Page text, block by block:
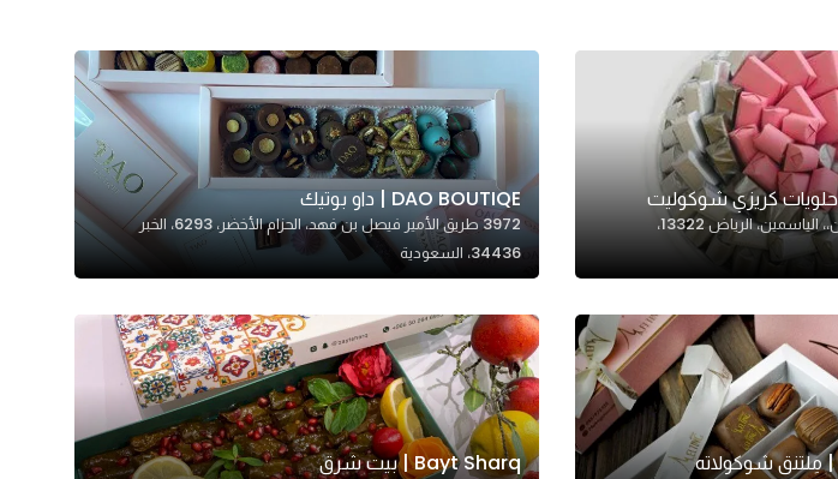
شارع , القادسية،حي الياسمين،، الياسمين، الرياض 13322،
DAO BOUTIQE | داو بوتيك
3972 طريق الأمير فيصل بن فهد، الحزام الأخضر، 6293، الخبر
34436، السعودية
Bayt Sharq | بيت شرق